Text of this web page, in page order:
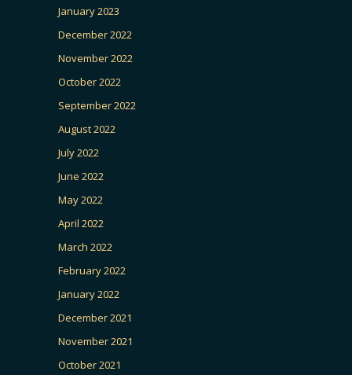
January 2023
December 2022
November 2022
October 2022
September 2022
August 2022
July 2022
June 2022
May 2022
April 2022
March 2022
February 2022
January 2022
December 2021
November 2021
October 2021